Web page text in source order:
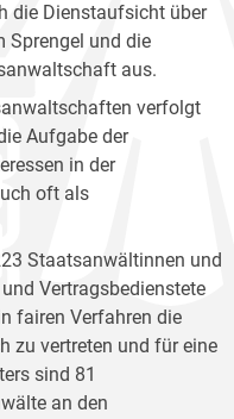
die Dienstaufsicht über
Sprengel und die
aus.
verfolgt
Aufgabe der
in der
oft als
Staatsanwältinnen und
Vertragsbedienstete
fairen Verfahren die
zu vertreten und für eine
sind 81
an den